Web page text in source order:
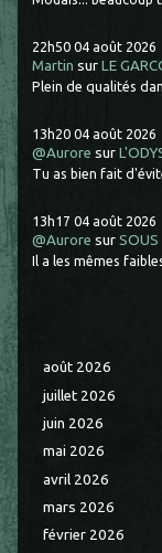
22h50 04 août 2026
Martin surLE
Plein de qualités
13h20 04 août 2026
@Aurore sur
Tu as bien fait
13h17 04 août 2026
@Aurore surSOUS
Il a les mêmes
août 2026
juillet 2026
juin 2026
mai 2026
avril 2026
mars 2026
février 2026